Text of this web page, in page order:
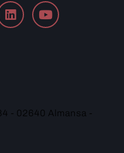
- 02640 Almansa -